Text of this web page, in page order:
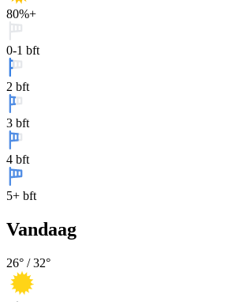
80%+
0-1 bft
2 bft
3 bft
4 bft
5+ bft
Vandaag
26° /32°